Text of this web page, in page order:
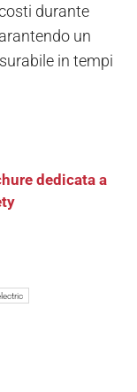
durante
un
in tempi
dedicata a